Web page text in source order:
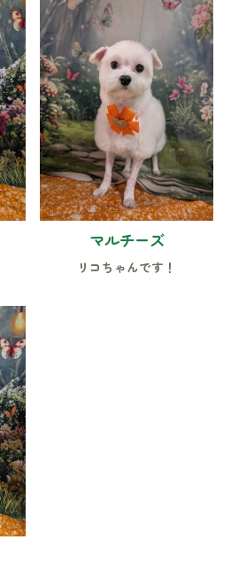
マルチーズ
リコちゃんです！